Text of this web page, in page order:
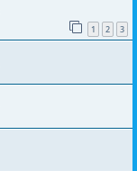
1 2 3